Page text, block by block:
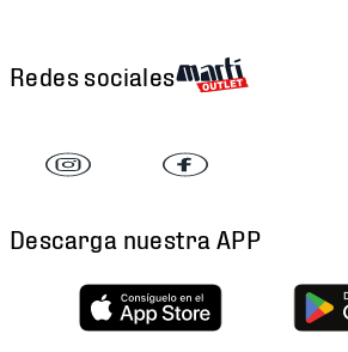
Redes sociales
Descarga nuestra APP